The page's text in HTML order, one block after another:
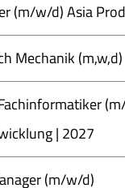
(m/w/d) Asia
Mechanik (m,w,d)
| 2027
(m/w/d)